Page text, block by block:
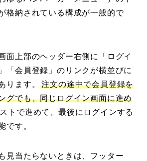
格納されている構成が一般的で
面上部のヘッダー右側に「ログイ
「会員登録」のリンクが横並びに
ります。注文の途中で会員登録を
グでも、同じログイン画面に進め
トで進めて、最後にログインする
です。
見当たらないときは、フッター